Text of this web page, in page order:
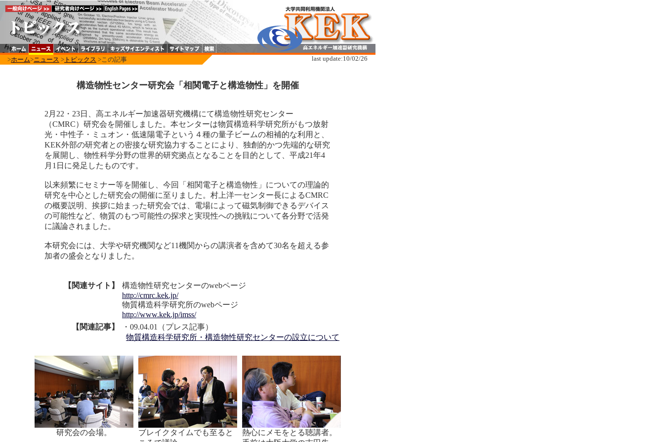
>ホーム>ニュース > トピックス >この記事 last update:10/02/26
構造物性センター研究会「相関電子と構造物性」を開催
2月22・23日、高エネルギー加速器研究機構にて構造物性研究センター
（CMRC）研究会を開催しました。本センターは物質構造科学研究所がもつ放射
光・中性子・ミュオン・低速陽電子という４種の量子ビームの相補的な利用と、
KEK外部の研究者との密接な研究協力することにより、独創的かつ先端的な研究
を展開し、物性科学分野の世界的研究拠点となることを目的として、平成21年4
月1日に発足したものです。
以来頻繁にセミナー等を開催し、今回「相関電子と構造物性」についての理論的
研究を中心とした研究会の開催に至りました。村上洋一センター長によるCMRC
の概要説明、挨拶に始まった研究会では、電場によって磁気制御できるデバイス
の可能性など、物質のもつ可能性の探求と実現性への挑戦について各分野で活発
に議論されました。
本研究会には、大学や研究機関など11機関からの講演者を含めて30名を超える参
加者の盛会となりました。
【関連サイト】
構造物性研究センターのwebページ
http://cmrc.kek.jp/
物質構造科学研究所のwebページ
http://www.kek.jp/imss/
【関連記事】
・09.04.01（プレス記事）
物質構造科学研究所・構造物性研究センターの設立について
研究会の会場。
ブレイクタイムでも至ると
熱心にメモをとる聴講者。